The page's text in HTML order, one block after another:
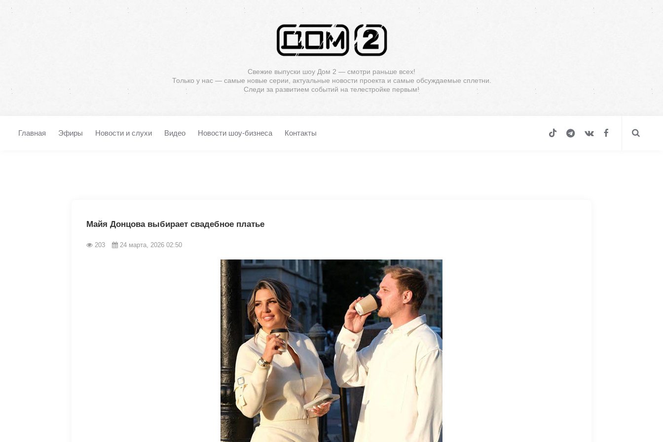
Свежие выпуски шоу Дом 2 — смотри раньше всех!
Только у нас — самые новые серии, актуальные новости проекта и самые обсуждаемые сплетни.
Следи за развитием событий на телестройке первым!
Главная Эфиры Новости и слухи Видео Новости шоу-бизнеса Контакты
Майя Донцова выбирает свадебное платье
203 24 марта, 2026 02:50